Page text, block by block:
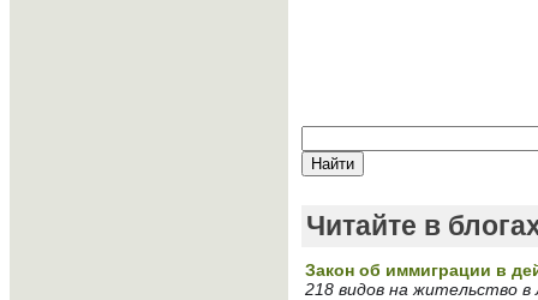
Читайте в
Закон об иммиграции в
218 видов на жительство